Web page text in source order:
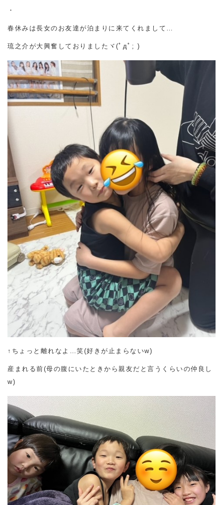
・
春休みは長女のお友達が泊まりに来てくれまして…
琉之介が大興奮しておりましたヾ(ﾟдﾟ; )
↑ちょっと離れなよ…笑(好きが止まらないw)
産まれる前(母の腹にいたときから親友だと言うくらいの仲良し
w)